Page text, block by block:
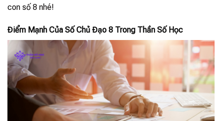
con số 8 nhé!
Điểm Mạnh Của Số Chủ Đạo 8 Trong Thần Số Học